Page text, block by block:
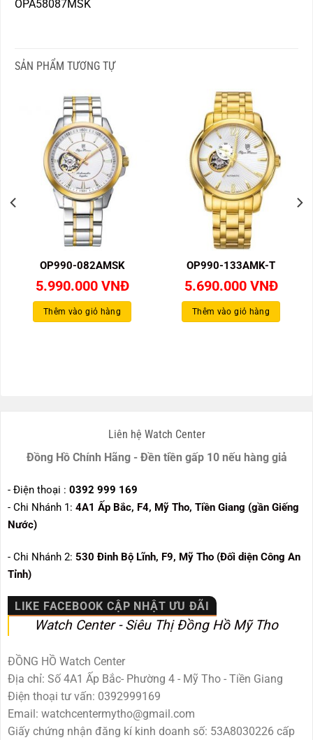
OPA58087MSK
SẢN PHẨM TƯƠNG TỰ
OP990-082AMSK
5.990.000 VNĐ
Thêm vào giỏ hàng
OP990-133AMK-T
5.690.000 VNĐ
Thêm vào giỏ hàng
Liên hệ Watch Center
Đồng Hồ Chính Hãng - Đền tiền gấp 10 nếu hàng giả
- Điện thoại : 0392 999 169
- Chi Nhánh 1: 4A1 Ấp Bắc, F4, Mỹ Tho, Tiền Giang (gần Giếng
Nước)
- Chi Nhánh 2: 530 Đinh Bộ Lĩnh, F9, Mỹ Tho (Đối diện Công An
Tỉnh)
LIKE FACEBOOK CẬP NHẬT ƯU ĐÃI
Watch Center - Siêu Thị Đồng Hồ Mỹ Tho
ĐỒNG HỒ Watch Center
Địa chỉ: Số 4A1 Ấp Bắc- Phường 4 - Mỹ Tho - Tiền Giang
Điện thoại tư vấn: 0392999169
Email: watchcentermytho@gmail.com
Giấy chứng nhận đăng kí kinh doanh số: 53A8030226 cấp